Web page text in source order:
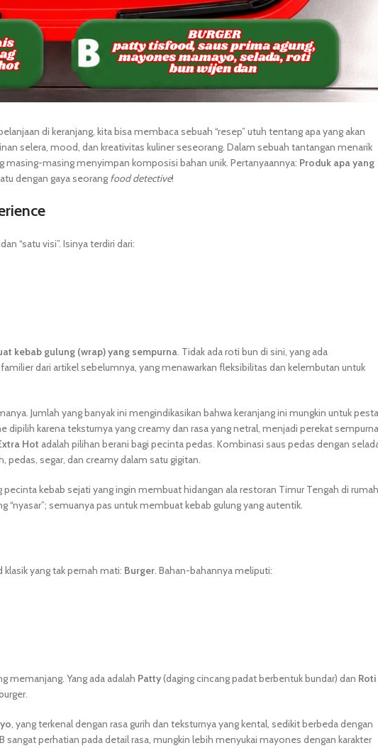
di keranjang, kita bisa membaca sebuah “resep” utuh tentang apa yang akan
selera, mood, dan kreativitas kuliner seseorang. Dalam sebuah tantangan menarik
masing-masing menyimpan komposisi bahan unik. Pertanyaannya: Produk apa yang
dengan gaya seorang food detective!
“satu visi”. Isinya terdiri dari:
kebab gulung (wrap) yang sempurna. Tidak ada roti bun di sini, yang ada
dari artikel sebelumnya, yang menawarkan fleksibilitas dan kelembutan untuk
Jumlah yang banyak ini mengindikasikan bahwa keranjang ini mungkin untuk pesta
dipilih karena teksturnya yang creamy dan rasa yang netral, menjadi perekat sempurna
Hot adalah pilihan berani bagi pecinta pedas. Kombinasi saus pedas dengan
pedas, segar, dan creamy dalam satu gigitan.
pecinta kebab sejati yang ingin membuat hidangan ala restoran Timur Tengah di rumah
semuanya pas untuk membuat kebab gulung yang autentik.
yang tak pernah mati: Burger. Bahan-bahannya meliputi:
memanjang. Yang ada adalah Patty(daging cincang padat berbentuk bundar) dan Roti
, yang terkenal dengan rasa gurih dan teksturnya yang kental, sedikit berbeda dengan
perhatian pada detail rasa, mungkin lebih menyukai mayones dengan karakter